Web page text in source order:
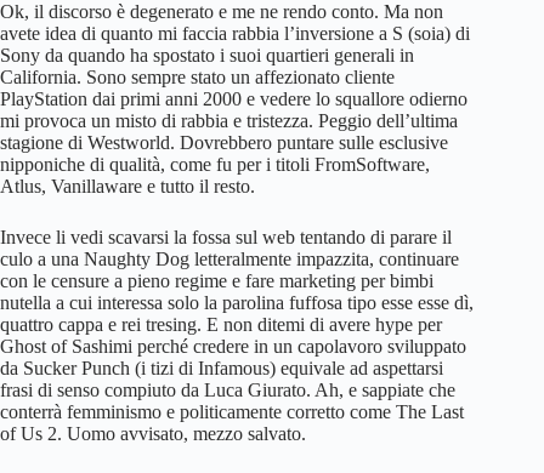
Ok, il discorso è degenerato e me ne rendo conto. Ma non
avete idea di quanto mi faccia rabbia l’inversione a S (soia) di
Sony da quando ha spostato i suoi quartieri generali in
California. Sono sempre stato un affezionato cliente
PlayStation dai primi anni 2000 e vedere lo squallore odierno
mi provoca un misto di rabbia e tristezza. Peggio dell’ultima
stagione di Westworld. Dovrebbero puntare sulle esclusive
nipponiche di qualità, come fu per i titoli FromSoftware,
Atlus, Vanillaware e tutto il resto.
Invece li vedi scavarsi la fossa sul web tentando di parare il
culo a una Naughty Dog letteralmente impazzita, continuare
con le censure a pieno regime e fare marketing per bimbi
nutella a cui interessa solo la parolina fuffosa tipo esse esse dì,
quattro cappa e rei tresing. E non ditemi di avere hype per
Ghost of Sashimi perché credere in un capolavoro sviluppato
da Sucker Punch (i tizi di Infamous) equivale ad aspettarsi
frasi di senso compiuto da Luca Giurato. Ah, e sappiate che
conterrà femminismo e politicamente corretto come The Last
of Us 2. Uomo avvisato, mezzo salvato.